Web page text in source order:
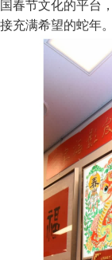
国春节文化的平台
接充满希望的蛇年